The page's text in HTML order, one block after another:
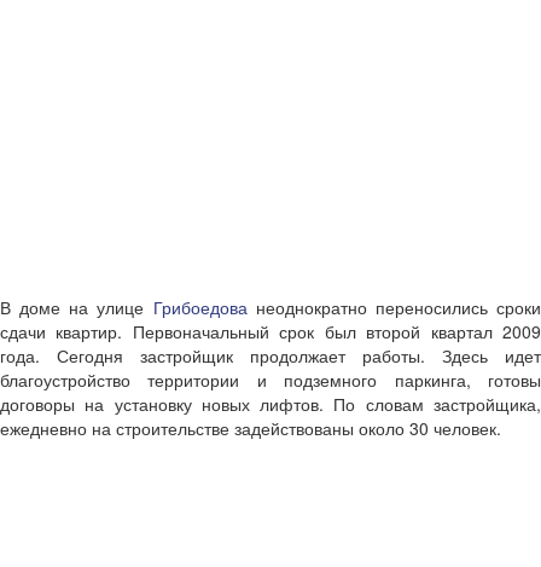
В доме на улице Грибоедованеоднократно переносились сроки
сдачи квартир. Первоначальный срок был второй квартал 2009
года. Сегодня застройщик продолжает работы. Здесь идет
благоустройство территории и подземного паркинга, готовы
договоры на установку новых лифтов. По словам застройщика,
ежедневно на строительстве задействованы около 30 человек.